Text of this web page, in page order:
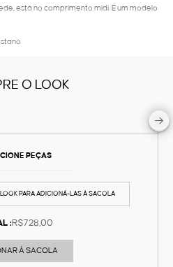
está no comprimento midi. É um modelo
O LOOK
PEÇAS
PARA ADICIONÁ-LAS À SACOLA
:R$728,00
À SACOLA